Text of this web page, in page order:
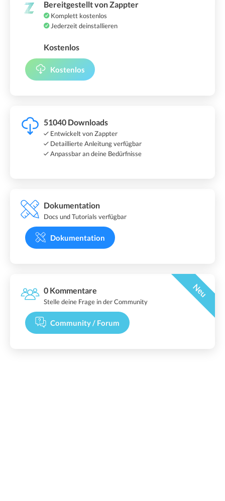
Bereitgestellt von Zappter
Komplett kostenlos
Jederzeit deinstallieren
Kostenlos
Kostenlos
51040 Downloads
Entwickelt von Zappter
Detaillierte Anleitung verfügbar
Anpassbar an deine Bedürfnisse
Dokumentation
Docs und Tutorials verfügbar
Dokumentation
0 Kommentare Neu
Stelle deine Frage in der Community
Community / Forum